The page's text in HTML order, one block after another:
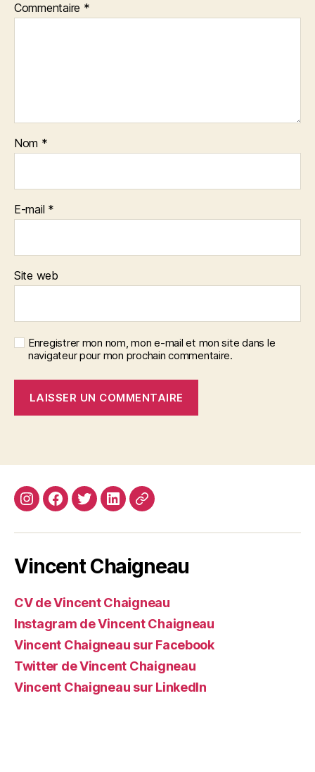
Commentaire *
Nom *
E-mail *
Site web
Enregistrer mon nom, mon e-mail et mon site dans le
navigateur pour mon prochain commentaire.
InstagramFacebook
TwitterLinkedin
Site
Vincent Chaigneau
CV de Vincent Chaigneau
Instagram de Vincent Chaigneau
Vincent Chaigneau sur Facebook
Twitter de Vincent Chaigneau
Vincent Chaigneau sur LinkedIn